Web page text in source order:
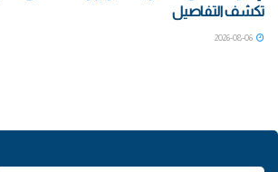
تكشف التفاصيل